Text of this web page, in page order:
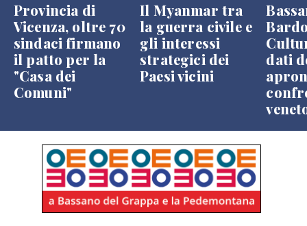
Provincia di
Vicenza, oltre 70
sindaci firmano
il patto per la
"Casa dei
Comuni"
Il Myanmar tra
la guerra civile e
gli interessi
strategici dei
Paesi vicini
dati